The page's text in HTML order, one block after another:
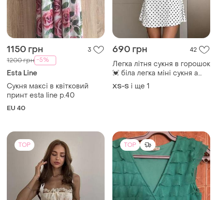
580 грн
River Island
Бавовняна рожева сукня
вишиванка коротка сукня з
TOP
1000 грн 3
STIMMA
Сукня атласна довга